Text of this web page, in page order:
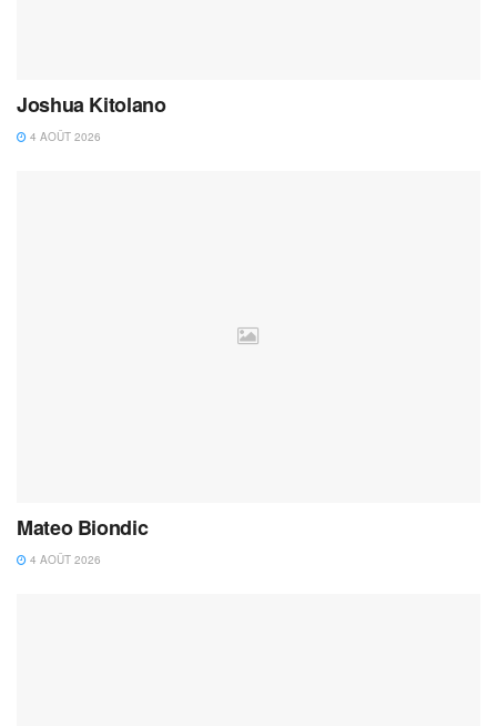
Joshua Kitolano
4 AOÛT 2026
Mateo Biondic
4 AOÛT 2026